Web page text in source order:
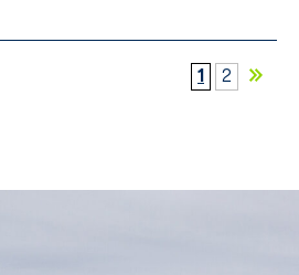
1 2